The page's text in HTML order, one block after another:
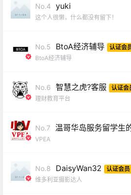
No.4 yuki
这个人很懒，什么都没有留下！
No.5 BtoA经济辅导
认证会
BtoA经济辅导
No.6 智慧之虎?客服
认证会
理财教育平台
No.7 温哥华岛服务留学生
VPEA
No.8 DaisyWan32
认证会员
维多利亚摄影达人